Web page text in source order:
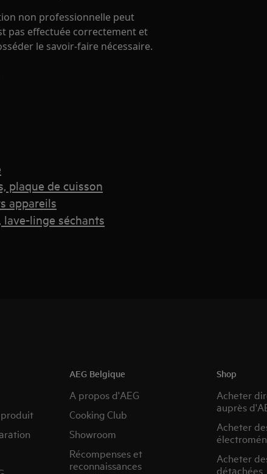
non professionnelle peut
pas effectuée correctement et
le savoir-faire nécessaire.
plaque de cuisson
appareils
linge séchants
AEG Belgique
A propos d'AEG
Cooking Club
Showroom
Récompenses et
reconnaissances
Shop
Acheter
auprès
Acheter
Acheter
détachées